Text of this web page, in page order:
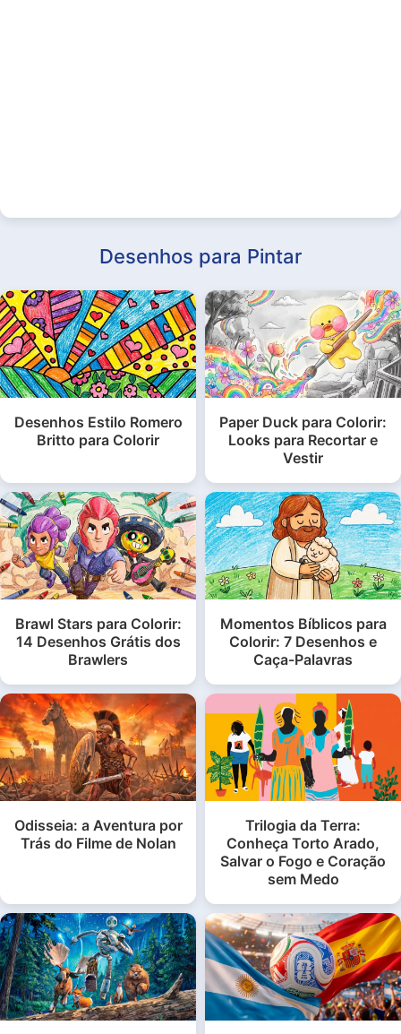
Desenhos para Pintar
Desenhos Estilo Romero
Britto para Colorir
Paper Duck para Colorir:
Looks para Recortar e
Vestir
Brawl Stars para Colorir:
14 Desenhos Grátis dos
Brawlers
Momentos Bíblicos para
Colorir: 7 Desenhos e
Caça-Palavras
Odisseia: a Aventura por
Trás do Filme de Nolan
Trilogia da Terra:
Conheça Torto Arado,
Salvar o Fogo e Coração
sem Medo